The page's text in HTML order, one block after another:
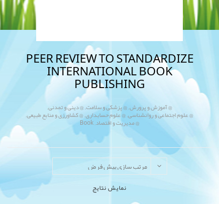
PEER REVIEW TO STANDARDIZE
INTERNATIONAL BOOK
PUBLISHING
@ آموزش و پرورش,@ پزشکی و سلامت,@ دینی و تمدنی,
@ علوم اجتماعی و روانشناسی,@ علوم حسابداری,@ کشاورزی و منابع طبیعی,
@ مدیریت و اقتصاد,
Book
نمایش نتایج